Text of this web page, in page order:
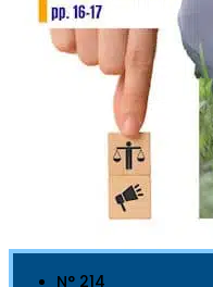
N° 214